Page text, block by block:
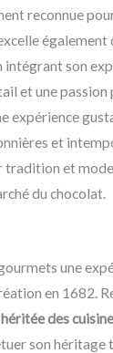
reconnue
intégrant son
et une passion
expérience
et
tradition et
du chocolat.
une
en 1682.
des
son héritage